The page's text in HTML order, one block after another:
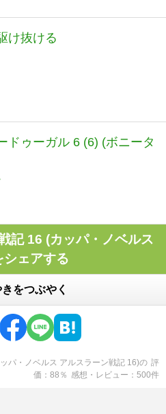
け抜ける
ドゥーガル 6 (6) (ボニータ
記 16 (カッパ・ノベルス
シェアする
をつぶやく
パ・ノベルス アルスラーン戦記 16)の 評
価
88 ％ 感想・レビュー 500件